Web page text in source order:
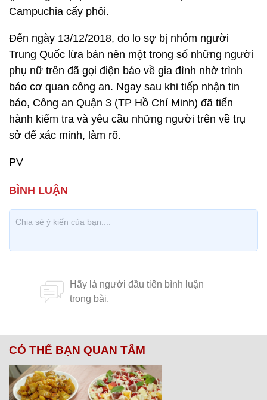
Campuchia cấy phôi.
Đến ngày 13/12/2018, do lo sợ bị nhóm người
Trung Quốc lừa bán nên một trong số những người
phụ nữ trên đã gọi điện báo về gia đình nhờ trình
báo cơ quan công an. Ngay sau khi tiếp nhận tin
báo, Công an Quận 3 (TP Hồ Chí Minh) đã tiến
hành kiểm tra và yêu cầu những người trên về trụ
sở để xác minh, làm rõ.
PV
CÓ THỂ BẠN QUAN TÂM